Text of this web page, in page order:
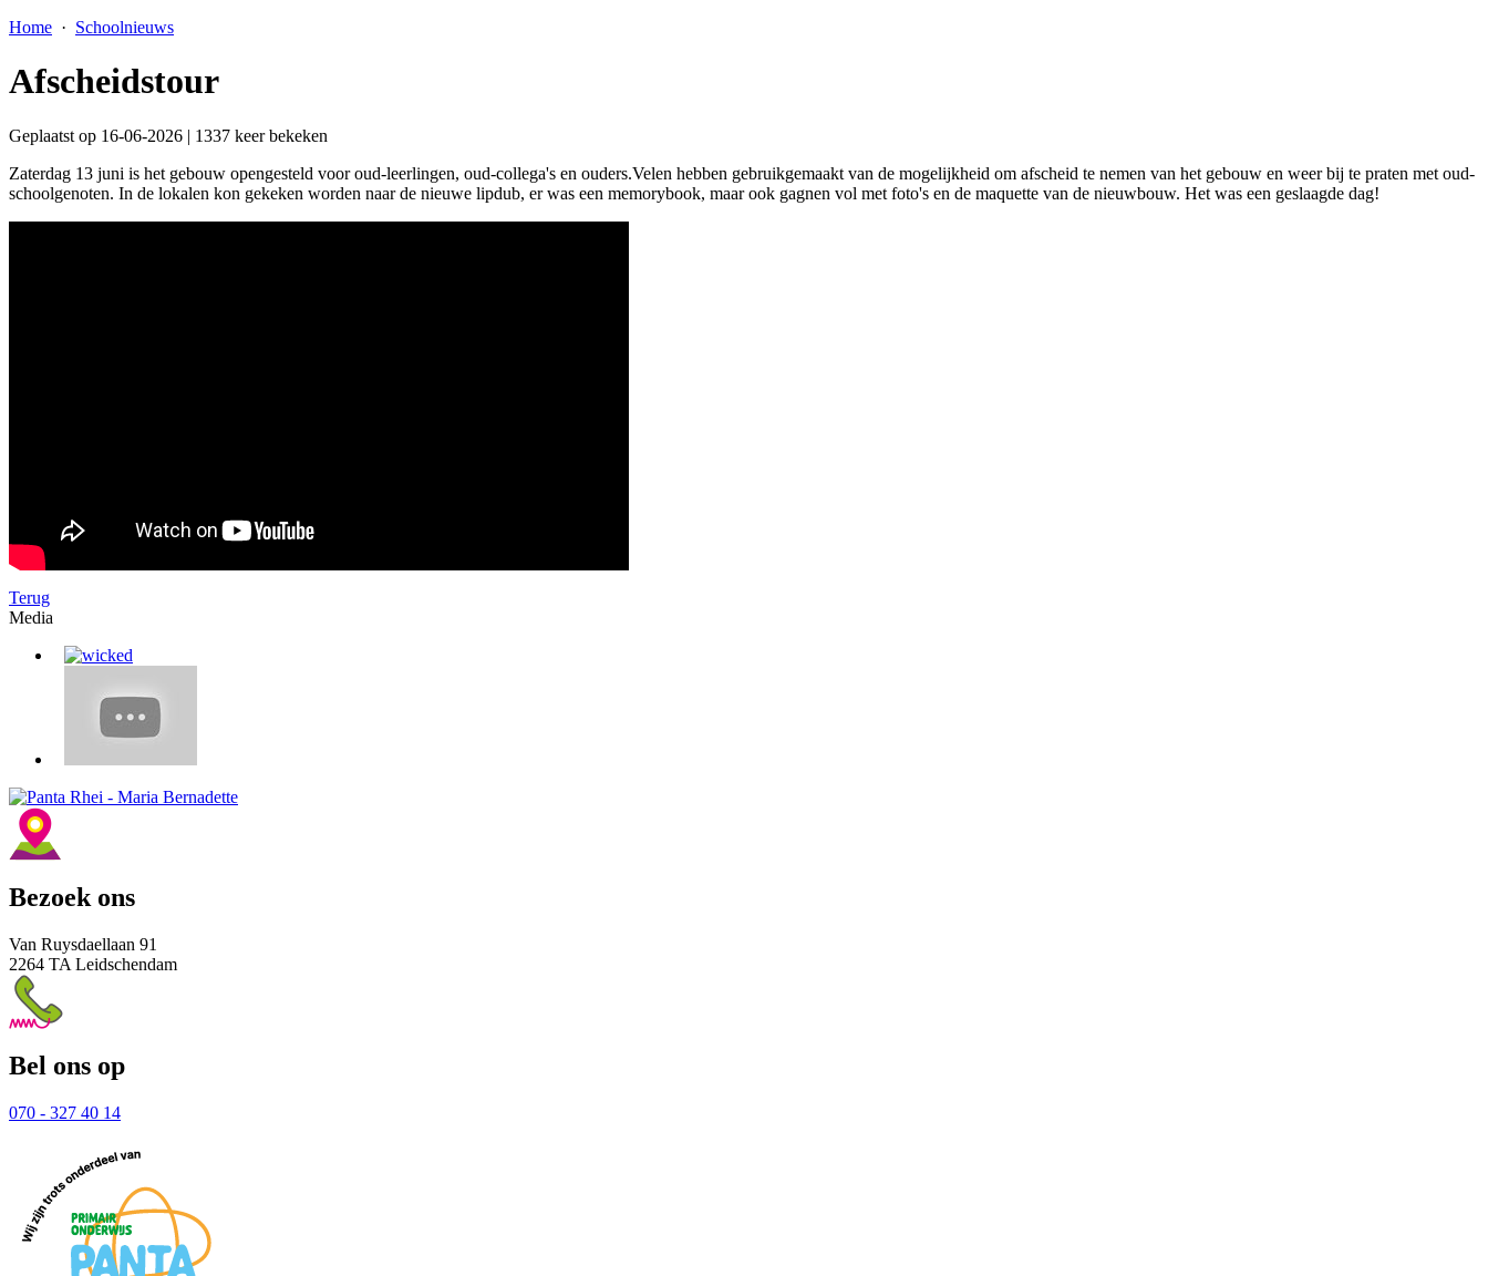
Home · Schoolnieuws
Afscheidstour
Geplaatst op 16-06-2026 | 1337 keer bekeken
Zaterdag 13 juni is het gebouw opengesteld voor oud-leerlingen, oud-collega's en ouders.Velen hebben gebruikgemaakt van de mogelijkheid om afscheid te nemen van het gebouw en weer bij te praten met oud-
schoolgenoten. In de lokalen kon gekeken worden naar de nieuwe lipdub, er was een memorybook, maar ook gagnen vol met foto's en de maquette van de nieuwbouw. Het was een geslaagde dag!
Terug
Media
Bezoek ons
Van Ruysdaellaan 91
2264 TA Leidschendam
Bel ons op
070 - 327 40 14